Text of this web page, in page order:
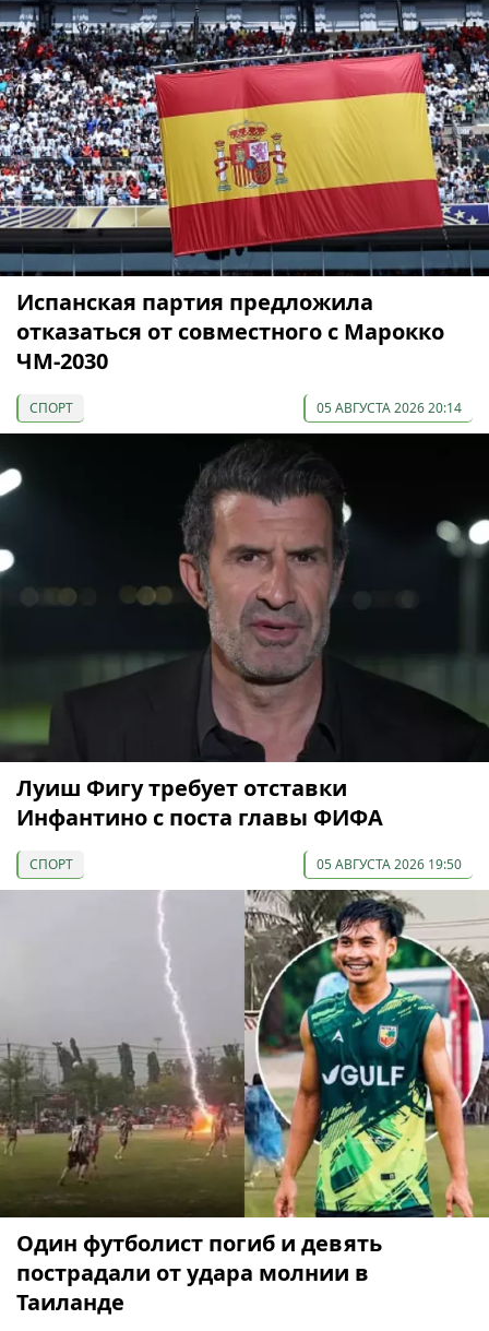
Испанская партия предложила
отказаться от совместного с Марокко
ЧМ-2030
СПОРТ 05 АВГУСТА 2026 20:14
Луиш Фигу требует отставки
Инфантино с поста главы ФИФА
СПОРТ 05 АВГУСТА 2026 19:50
Один футболист погиб и девять
пострадали от удара молнии в
Таиланде